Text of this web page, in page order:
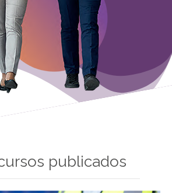
publicados